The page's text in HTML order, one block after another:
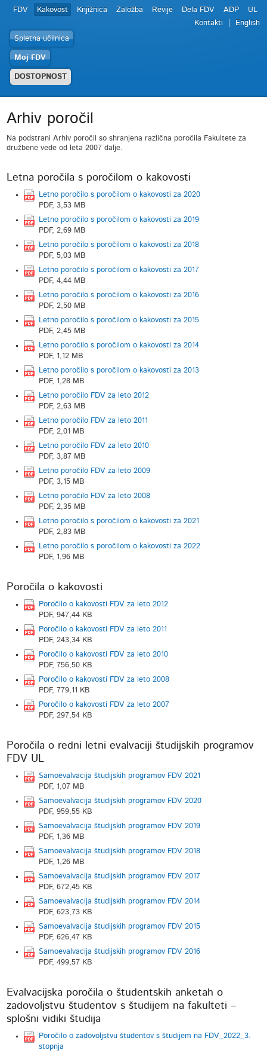
FDV Kakovost Knjižnica Založba Revije Dela FDV ADP
UL
Kontakti
English
Spletna učilnica
Moj FDV
DOSTOPNOST
Arhiv poročil
Na podstrani Arhiv poročil so shranjena različna poročila Fakultete za
družbene vede od leta 2007 dalje.
Letna poročila s poročilom o kakovosti
Letno poročilo s poročilom o kakovosti za 2020
PDF, 3,53 MB
Letno poročilo s poročilom o kakovosti za 2019
PDF, 2,69 MB
Letno poročilo s poročilom o kakovosti za 2018
PDF, 5,03 MB
Letno poročilo s poročilom o kakovosti za 2017
PDF, 4,44 MB
Letno poročilo s poročilom o kakovosti za 2016
PDF, 2,50 MB
Letno poročilo s poročilom o kakovosti za 2015
PDF, 2,45 MB
Letno poročilo s poročilom o kakovosti za 2014
PDF, 1,12 MB
Letno poročilo s poročilom o kakovosti za 2013
PDF, 1,28 MB
Letno poročilo FDV za leto 2012
PDF, 2,63 MB
Letno poročilo FDV za leto 2011
PDF, 2,01 MB
Letno poročilo FDV za leto 2010
PDF, 3,87 MB
Letno poročilo FDV za leto 2009
PDF, 3,15 MB
Letno poročilo FDV za leto 2008
PDF, 2,35 MB
Letno poročilo s poročilom o kakovosti za 2021
PDF, 2,83 MB
Letno poročilo s poročilom o kakovosti za 2022
PDF, 1,96 MB
Poročila o kakovosti
Poročilo o kakovosti FDV za leto 2012
PDF, 947,44 KB
Poročilo o kakovosti FDV za leto 2011
PDF, 243,34 KB
Poročilo o kakovosti FDV za leto 2010
PDF, 756,50 KB
Poročilo o kakovosti FDV za leto 2008
PDF, 779,11 KB
Poročilo o kakovosti FDV za leto 2007
PDF, 297,54 KB
Poročila o redni letni evalvaciji študijskih programov
FDV UL
Samoevalvacija študijskih programov FDV 2021
PDF, 1,07 MB
Samoevalvacija študijskih programov FDV 2020
PDF, 959,55 KB
Samoevalvacija študijskih programov FDV 2019
PDF, 1,36 MB
Samoevalvacija študijskih programov FDV 2018
PDF, 1,26 MB
Samoevalvacija študijskih programov FDV 2017
PDF, 672,45 KB
Samoevalvacija študijskih programov FDV 2014
PDF, 623,73 KB
Samoevalvacija študijskih programov FDV 2015
PDF, 626,47 KB
Samoevalvacija študijskih programov FDV 2016
PDF, 499,57 KB
Evalvacijska poročila o študentskih anketah o
zadovoljstvu študentov s študijem na fakulteti –
splošni vidiki študija
Poročilo o zadovoljstvu študentov s študijem na FDV_2022_3.
stopnja